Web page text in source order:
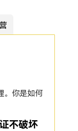
。你是如何
不破坏